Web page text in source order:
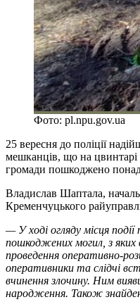
Фото: pl.npu.gov.ua
25 вересня до поліції
мешканців, що на цвинтарі
громади пошкоджено
Владислав Шаптала,
Кременчуцького
— У ході огляду місця події
пошкоджених могил, з яких
проведення оперативно-
оперативники та слідчі
вчинення злочину. Ним
народження. Також